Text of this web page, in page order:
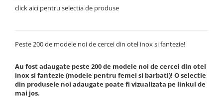
click aici pentru selectia de produse
Peste 200 de modele noi de cercei din otel inox si fantezie!
Au fost adaugate peste 200 de modele noi de cercei din otel
inox si fantezie (modele pentru femei si barbati)! O selectie
din produsele noi adaugate poate fi vizualizata pe linkul de
mai jos.